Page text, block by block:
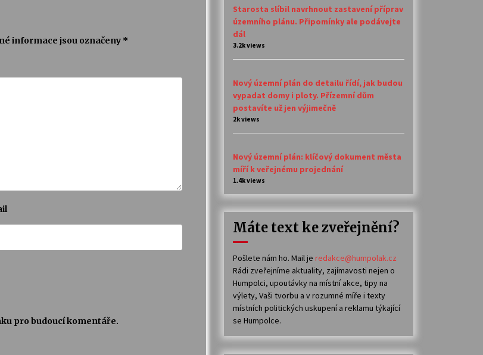
informace jsou označeny *
pro budoucí komentáře.
Starosta slíbil navrhnout zastavení příprav
územního plánu. Připomínky ale podávejte
dál
3.2k views
Nový územní plán do detailu řídí, jak budou
vypadat domy i ploty. Přízemní dům
postavíte už jen výjimečně
2k views
Nový územní plán: klíčový dokument města
míří k veřejnému projednání
1.4k views
Máte text ke zveřejnění?
Pošlete nám ho. Mail je redakce@humpolak.cz
Rádi zveřejníme aktuality, zajímavosti nejen o
Humpolci, upoutávky na místní akce, tipy na
výlety, Vaši tvorbu a v rozumné míře i texty
místních politických uskupení a reklamu týkající
se Humpolce.